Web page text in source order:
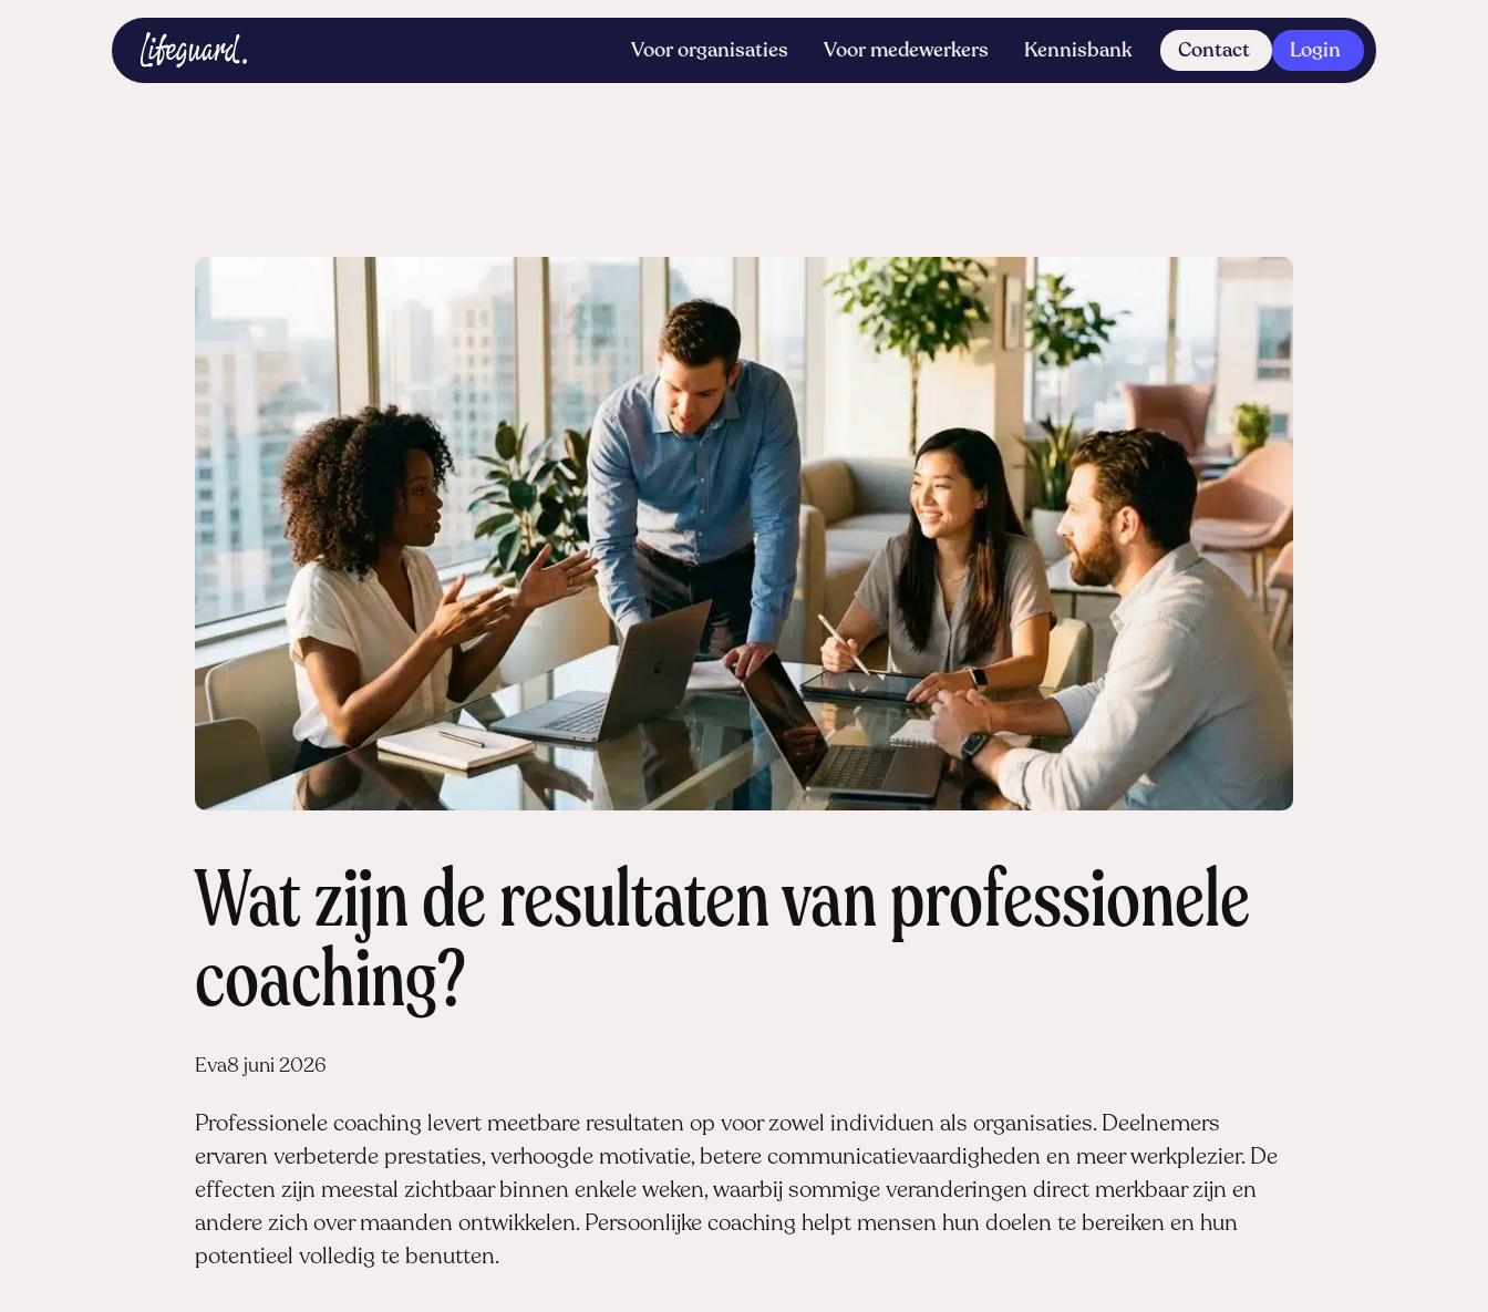
Voor organisaties Voor medewerkers Kennisbank Contact Login
Wat zijn de resultaten van professionele
coaching?
Posted
Eva8 juni 2026
Professionele coaching levert meetbare resultaten op voor zowel individuen als organisaties. Deelnemers
ervaren verbeterde prestaties, verhoogde motivatie, betere communicatievaardigheden en meer werkplezier. De
effecten zijn meestal zichtbaar binnen enkele weken, waarbij sommige veranderingen direct merkbaar zijn en
andere zich over maanden ontwikkelen. Persoonlijke coaching helpt mensen hun doelen te bereiken en hun
potentieel volledig te benutten.